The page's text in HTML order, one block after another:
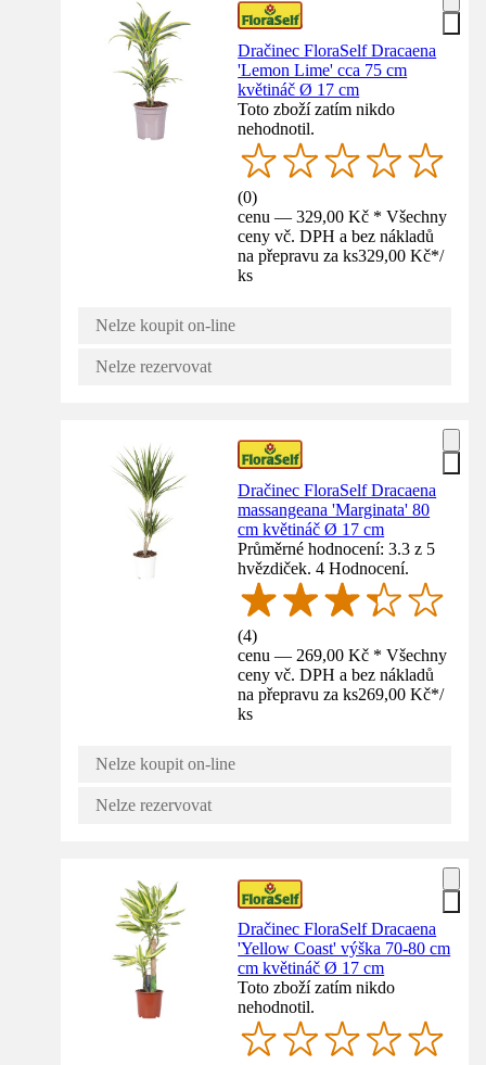
Dračinec FloraSelf Dracaena
'Lemon Lime' cca 75 cm
květináč Ø 17 cm
Toto zboží zatím nikdo
nehodnotil.
(0)
cenu — 329,00 Kč * Všechny
ceny vč. DPH a bez nákladů
na přepravu za ks329,00 Kč*/
ks
Nelze koupit on-line
Nelze rezervovat
Dračinec FloraSelf Dracaena
massangeana 'Marginata' 80
cm květináč Ø 17 cm
Průměrné hodnocení: 3.3 z 5
hvězdiček. 4 Hodnocení.
(4)
cenu — 269,00 Kč * Všechny
ceny vč. DPH a bez nákladů
na přepravu za ks269,00 Kč*/
ks
Nelze koupit on-line
Nelze rezervovat
Dračinec FloraSelf Dracaena
'Yellow Coast' výška 70-80 cm
cm květináč Ø 17 cm
Toto zboží zatím nikdo
nehodnotil.